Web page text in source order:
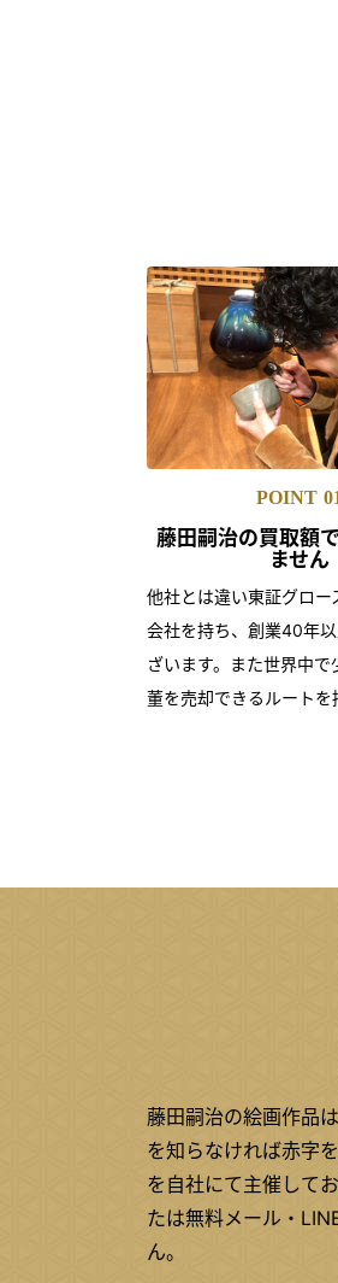
POINT
藤田嗣治の買取額で
ません
他社とは違い東証グロー
会社を持ち、創業40年
ざいます。また世界中で
董を売却できるルートを
藤田嗣治の絵画作品
を知らなければ赤字
を自社にて主催して
たは無料メール・
ん。